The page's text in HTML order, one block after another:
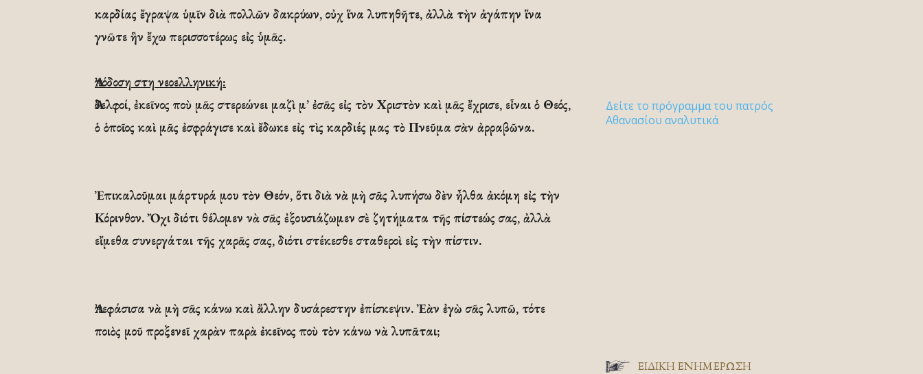
καρδίας ἔγραψα ὑμῖν διὰ πολλῶν δακρύων, οὐχ ἵνα λυπηθῆτε, ἀλλὰ τὴν ἀγάπην ἵνα
γνῶτε ἣν ἔχω περισσοτέρως εἰς ὑμᾶς.
Ἀπόδοση στη νεοελληνική:
Ἀδελφοί, ἐκεῖνος ποὺ μᾶς στερεώνει μαζὶ μ’ ἐσᾶς εἰς τὸν Χριστὸν καὶ μᾶς ἔχρισε, εἶναι ὁ Θεός,
ὁ ὁποῖος καὶ μᾶς ἐσφράγισε καὶ ἔδωκε εἰς τὶς καρδιές μας τὸ Πνεῦμα σὰν ἀρραβῶνα.
Ἐπικαλοῦμαι μάρτυρά μου τὸν Θεόν, ὅτι διὰ νὰ μὴ σᾶς λυπήσω δὲν ἦλθα ἀκόμη εἰς τὴν
Κόρινθον. Ὄχι διότι θέλομεν νὰ σᾶς ἐξουσιάζωμεν σὲ ζητήματα τῆς πίστεώς σας, ἀλλὰ
εἴμεθα συνεργάται τῆς χαρᾶς σας, διότι στέκεσθε σταθεροὶ εἰς τὴν πίστιν.
Ἀπεφάσισα νὰ μὴ σᾶς κάνω καὶ ἄλλην δυσάρεστην ἐπίσκεψιν. Ἐὰν ἐγὼ σᾶς λυπῶ, τότε
ποιὸς μοῦ προξενεῖ χαρὰν παρὰ ἐκεῖνος ποὺ τὸν κάνω νὰ λυπᾶται;
Δείτε το πρόγραμμα του πατρός
Αθανασίου αναλυτικά
ΕΙΔΙΚΉ ΕΝΗΜΈΡΩΣΗ